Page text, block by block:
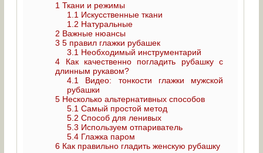
1 Ткани и режимы
1.1 Искусственные ткани
1.2 Натуральные
2 Важные нюансы
3 5 правил глажки рубашек
3.1 Необходимый инструментарий
4 Как качественно погладить рубашку с
длинным рукавом?
4.1
Видео: тонкости глажки мужской
рубашки
5 Несколько альтернативных способов
5.1 Самый простой метод
5.2 Способ для ленивых
5.3 Используем отпариватель
5.4 Глажка паром
6 Как правильно гладить женскую рубашку